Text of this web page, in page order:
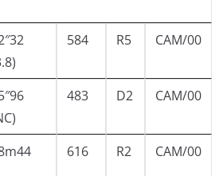
584 R5 CAM/00
483 D2 CAM/00
616 R2 CAM/00